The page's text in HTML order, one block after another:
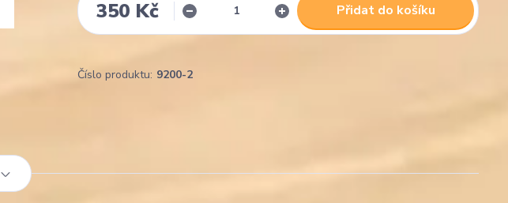
350 Kč Přidat do košíku
Číslo produktu: 9200-2